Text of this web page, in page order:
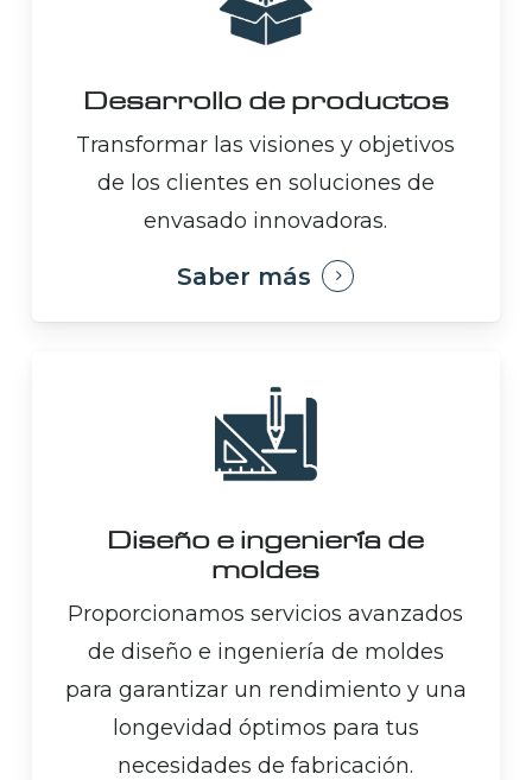
Desarrollo de productos
Transformar las visiones y objetivos
de los clientes en soluciones de
envasado innovadoras.
Saber más
Diseño e ingeniería de
moldes
Proporcionamos servicios avanzados
de diseño e ingeniería de moldes
para garantizar un rendimiento y una
longevidad óptimos para tus
necesidades de fabricación.